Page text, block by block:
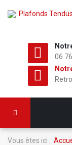
06
Vous êtes ici :